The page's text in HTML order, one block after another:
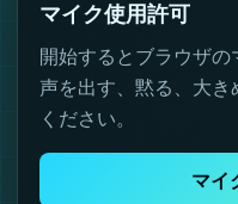
マイク使用許可
開始するとブラウザの
声を出す、黙る、大
ください。
マイ